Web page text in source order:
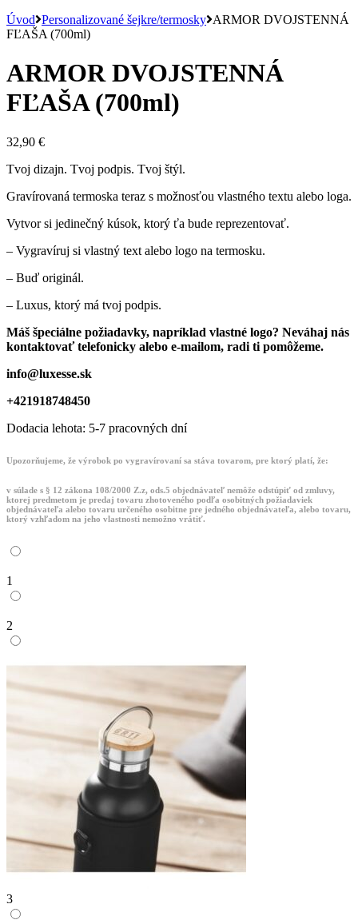
Úvod Personalizované šejkre/termosky ARMOR DVOJSTENNÁ
FĽAŠA (700ml)
ARMOR DVOJSTENNÁ
FĽAŠA (700ml)
32,90 €
Tvoj dizajn. Tvoj podpis. Tvoj štýl.
Gravírovaná termoska teraz s možnosťou vlastného textu alebo loga.
Vytvor si jedinečný kúsok, ktorý ťa bude reprezentovať.
– Vygravíruj si vlastný text alebo logo na termosku.
– Buď originál.
– Luxus, ktorý má tvoj podpis.
Máš špeciálne požiadavky, napríklad vlastné logo? Neváhaj nás
kontaktovať telefonicky alebo e-mailom, radi ti pomôžeme.
info@luxesse.sk
+421918748450
Dodacia lehota: 5-7 pracovných dní
Upozorňujeme, že výrobok po vygravírovaní sa stáva tovarom, pre ktorý platí, že:
v súlade s § 12 zákona 108/2000 Z.z, ods.5 objednávateľ nemôže odstúpiť od zmluvy,
ktorej predmetom je predaj tovaru zhotoveného podľa osobitných požiadaviek
objednávateľa alebo tovaru určeného osobitne pre jedného objednávateľa, alebo tovaru,
ktorý vzhľadom na jeho vlastnosti nemožno vrátiť.
1
2
3